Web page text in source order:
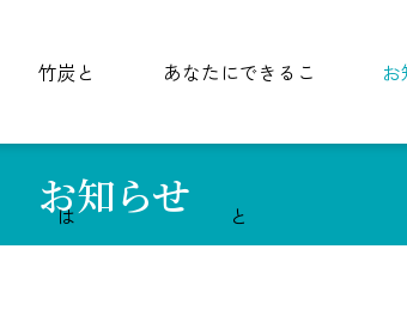
竹炭と
は
あなたにできるこ
と
お
お知らせ